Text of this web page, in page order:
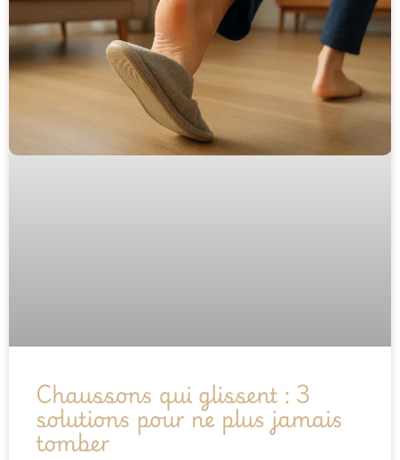
Chaussons qui glissent : 3
solutions pour ne plus jamais
tomber